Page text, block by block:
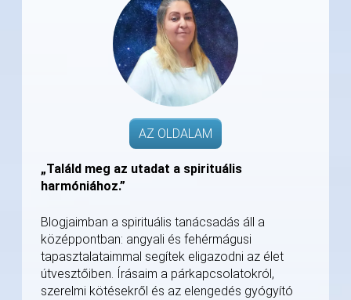
AZ OLDALAM
„Találd meg az utadat a spirituális
harmóniához.”
Blogjaimban a spirituális tanácsadás áll a
középpontban: angyali és fehérmágusi
tapasztalataimmal segítek eligazodni az élet
útvesztőiben. Írásaim a párkapcsolatokról,
szerelmi kötésekről és az elengedés gyógyító